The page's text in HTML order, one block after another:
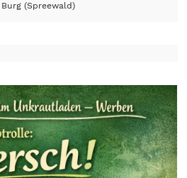
| Burg (Spreewald)